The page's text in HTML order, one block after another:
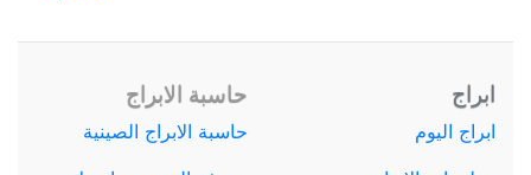
ابراج
ابراج اليوم
حاسبة الابراج
حاسبة الابراج الصينية